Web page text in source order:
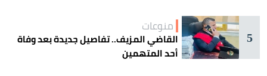
5
منوعات
القاضي المزيف.. تفاصيل جديدة بعد وفاة
أحد المتهمين